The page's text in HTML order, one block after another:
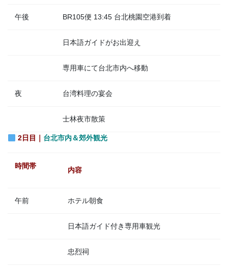
午後 BR105便 13:45 台北桃園空港到着
日本語ガイドがお出迎え
専用車にて台北市内へ移動
夜 台湾料理の宴会
士林夜市散策
2日目｜ 台北市内＆郊外観光
時間帯 内容
午前 ホテル朝食
日本語ガイド付き専用車観光
忠烈祠